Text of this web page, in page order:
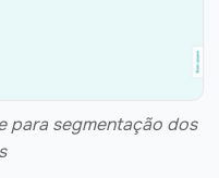
para segmentação dos